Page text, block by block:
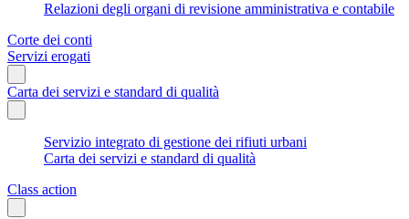
Relazioni degli organi di revisione amministrativa e contabile
Corte dei conti
Servizi erogati
Carta dei servizi e standard di qualità
Servizio integrato di gestione dei rifiuti urbani
Carta dei servizi e standard di qualità
Class action